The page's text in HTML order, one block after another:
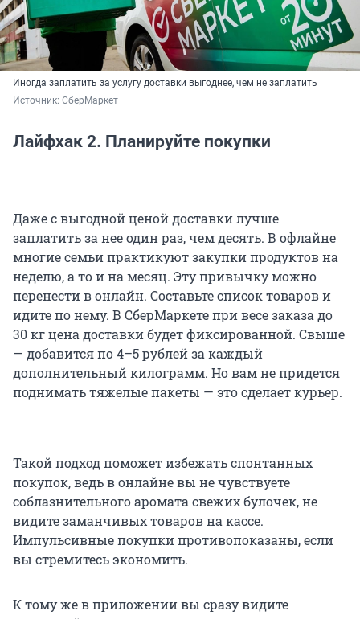
Иногда заплатить за услугу доставки выгоднее, чем не заплатить
Источник: СберМаркет
Лайфхак 2. Планируйте покупки
Даже с выгодной ценой доставки лучше
заплатить за нее один раз, чем десять. В офлайне
многие семьи практикуют закупки продуктов на
неделю, а то и на месяц. Эту привычку можно
перенести в онлайн. Составьте список товаров и
идите по нему. В СберМаркете при весе заказа до
30 кг цена доставки будет фиксированной. Свыше
— добавится по 4–5 рублей за каждый
дополнительный килограмм. Но вам не придется
поднимать тяжелые пакеты — это сделает курьер.
Такой подход поможет избежать спонтанных
покупок, ведь в онлайне вы не чувствуете
соблазнительного аромата свежих булочек, не
видите заманчивых товаров на кассе.
Импульсивные покупки противопоказаны, если
вы стремитесь экономить.
К тому же в приложении вы сразу видите